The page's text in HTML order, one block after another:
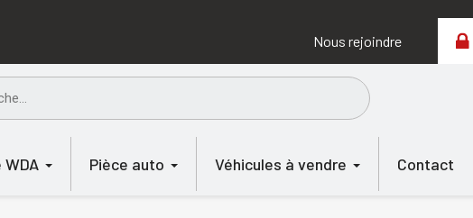
Nous rejoindre
WDA Pièce auto Véhicules à vendre Contact